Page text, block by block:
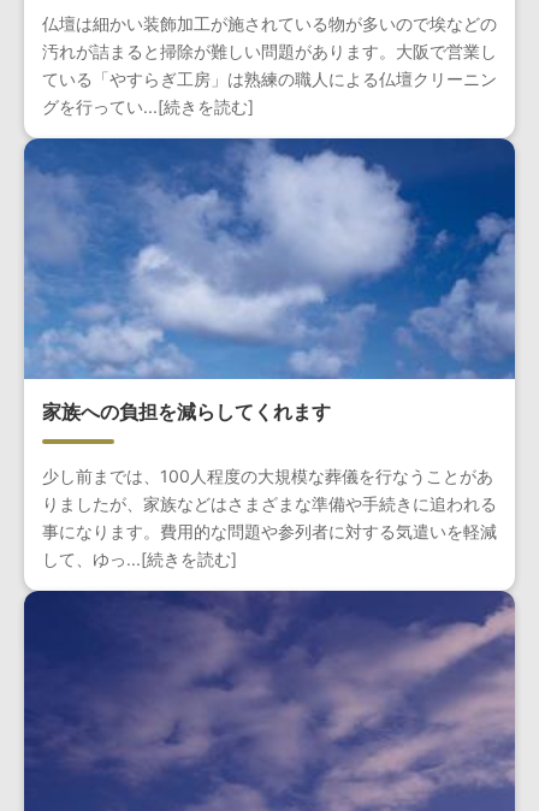
仏壇は細かい装飾加工が施されている物が多いので埃などの
汚れが詰まると掃除が難しい問題があります。大阪で営業し
ている「やすらぎ工房」は熟練の職人による仏壇クリーニン
グを行ってい...[続きを読む]
家族への負担を減らしてくれます
少し前までは、100人程度の大規模な葬儀を行なうことがあ
りましたが、家族などはさまざまな準備や手続きに追われる
事になります。費用的な問題や参列者に対する気遣いを軽減
して、ゆっ...[続きを読む]